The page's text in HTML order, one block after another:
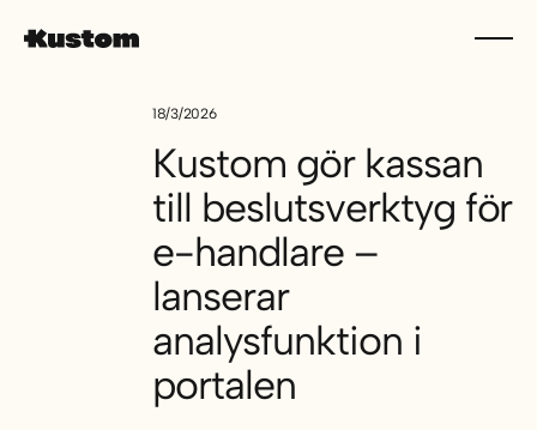
18/3/2026
Kustom gör kassan
till beslutsverktyg för
e-handlare –
lanserar
analysfunktion i
portalen